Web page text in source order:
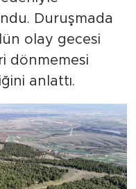
Duruşmada
olay gecesi
dönmemesi
anlattı.